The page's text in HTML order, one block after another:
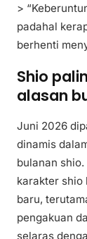
>
padahal
berhenti
Shio
alasan
Juni 2026
dinamis
bulanan
karakter shio
baru,
pengakuan
selaras